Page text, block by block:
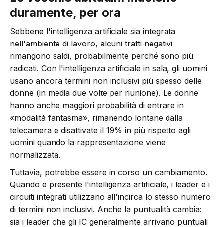
duramente, per ora
Sebbene l'intelligenza artificiale sia integrata
nell'ambiente di lavoro, alcuni tratti negativi
rimangono saldi, probabilmente perché sono più
radicati. Con l'intelligenza artificiale in sala, gli uomini
usano ancora termini non inclusivi più spesso delle
donne (in media due volte per riunione). Le donne
hanno anche maggiori probabilità di entrare in
«modalità fantasma», rimanendo lontane dalla
telecamera e disattivate il 19% in più rispetto agli
uomini quando la rappresentazione viene
normalizzata.
Tuttavia, potrebbe essere in corso un cambiamento.
Quando è presente l'intelligenza artificiale, i leader e i
circuiti integrati utilizzano all'incirca lo stesso numero
di termini non inclusivi. Anche la puntualità cambia:
sia i leader che gli IC generalmente arrivano puntuali